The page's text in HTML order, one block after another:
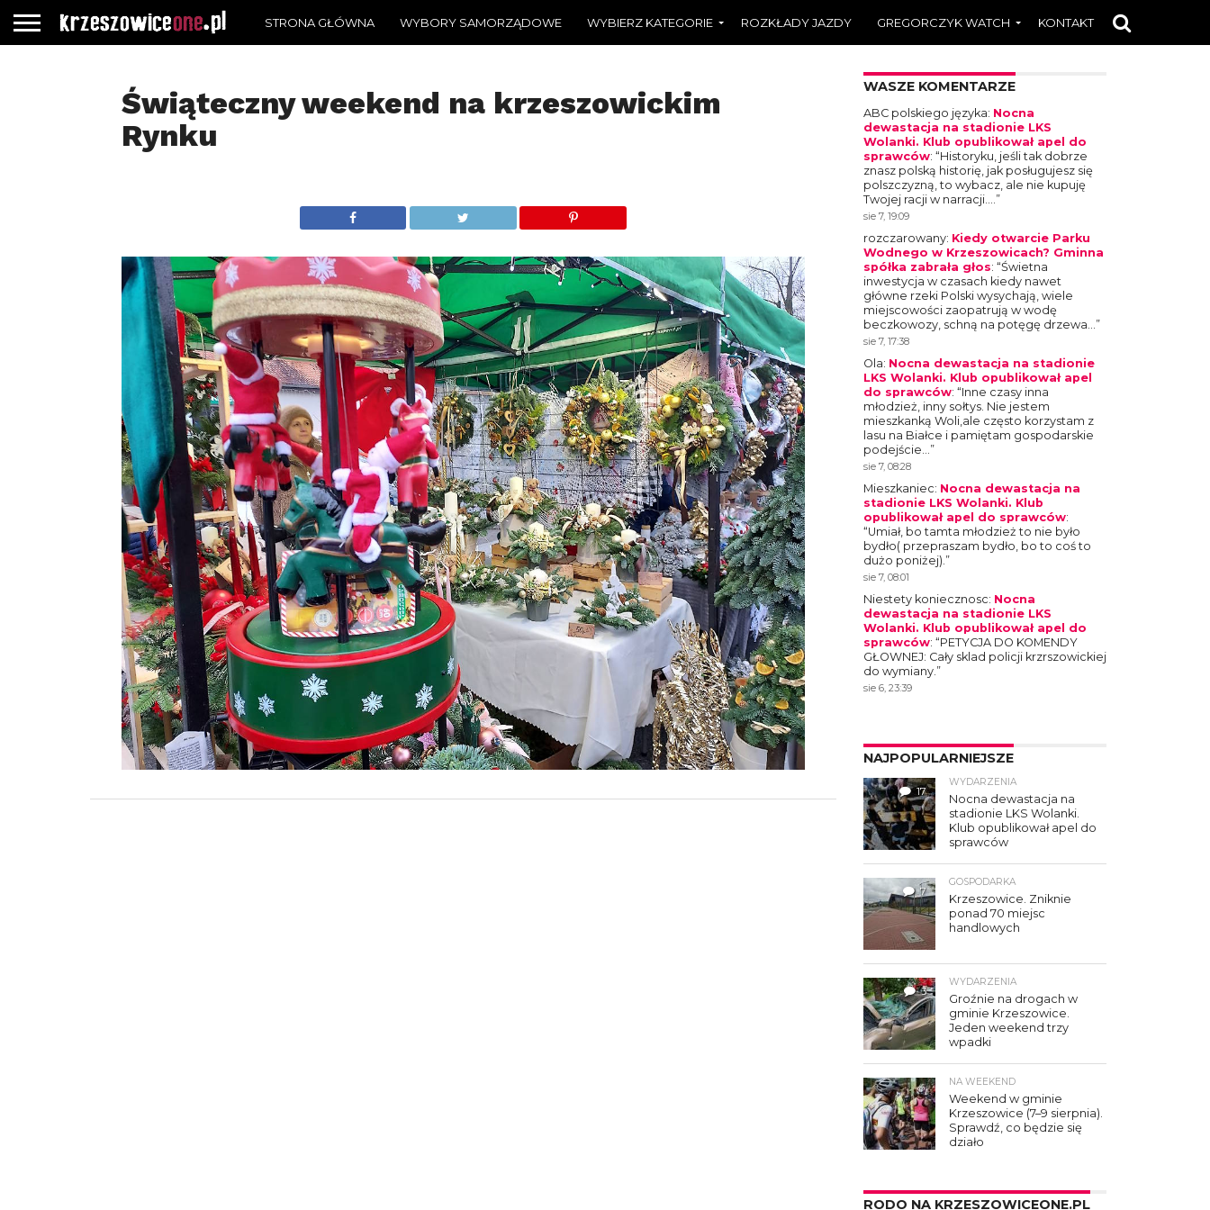
STRONA GŁÓWNA WYBORY SAMORZĄDOWE WYBIERZ KATEGORIE ROZKŁADY JAZDY GREGORCZYK WATCH KONTAKT
Świąteczny weekend na krzeszowickim
Rynku
WASZE KOMENTARZE
ABC polskiego języka: Nocna
dewastacja na stadionie LKS
Wolanki. Klub opublikował apel do
sprawców: “Historyku, jeśli tak dobrze
znasz polską historię, jak posługujesz się
polszczyzną, to wybacz, ale nie kupuję
Twojej racji w narracji.…”
sie 7, 19:09
rozczarowany: Kiedy otwarcie Parku
Wodnego w Krzeszowicach? Gminna
spółka zabrała głos: “Świetna
inwestycja w czasach kiedy nawet
główne rzeki Polski wysychają, wiele
miejscowości zaopatrują w wodę
beczkowozy, schną na potęgę drzewa…”
sie 7, 17:38
Ola: Nocna dewastacja na stadionie
LKS Wolanki. Klub opublikował apel
do sprawców: “Inne czasy inna
młodzież, inny sołtys. Nie jestem
mieszkanką Woli,ale często korzystam z
lasu na Białce i pamiętam gospodarskie
podejście…”
sie 7, 08:28
Mieszkaniec: Nocna dewastacja na
stadionie LKS Wolanki. Klub
opublikował apel do sprawców:
“Umiał, bo tamta młodzież to nie było
bydło( przepraszam bydło, bo to coś to
dużo poniżej).”
sie 7, 08:01
Niestety koniecznosc: Nocna
dewastacja na stadionie LKS
Wolanki. Klub opublikował apel do
sprawców: “PETYCJA DO KOMENDY
GŁOWNEJ: Cały sklad policji krzrszowickiej
do wymiany.”
sie 6, 23:39
NAJPOPULARNIEJSZE
17
WYDARZENIA
Nocna dewastacja na
stadionie LKS Wolanki.
Klub opublikował apel do
sprawców
7
GOSPODARKA
Krzeszowice. Zniknie
ponad 70 miejsc
handlowych
3
WYDARZENIA
Groźnie na drogach w
gminie Krzeszowice.
Jeden weekend trzy
wpadki
NA WEEKEND
Weekend w gminie
Krzeszowice (7–9 sierpnia).
Sprawdź, co będzie się
działo
RODO NA KRZESZOWICEONE.PL